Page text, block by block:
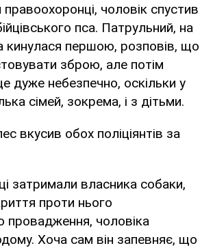
правоохоронці, чоловік спустив
пса. Патрульний, на
кинулася першою, розповів, що
зброю, але потім
дуже небезпечно, оскільки у
сімей, зокрема, і з дітьми.
вкусив обох поліціянтів за
затримали власника собаки,
проти нього
провадження, чоловіка
Хоча сам він запевняє, що